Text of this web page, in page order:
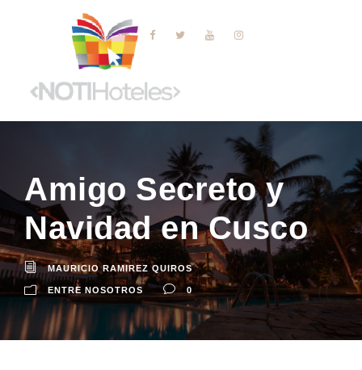
Amigo Secreto y
Navidad en Cusco
MAURICIO RAMIREZ QUIROS
ENTRE NOSOTROS 0